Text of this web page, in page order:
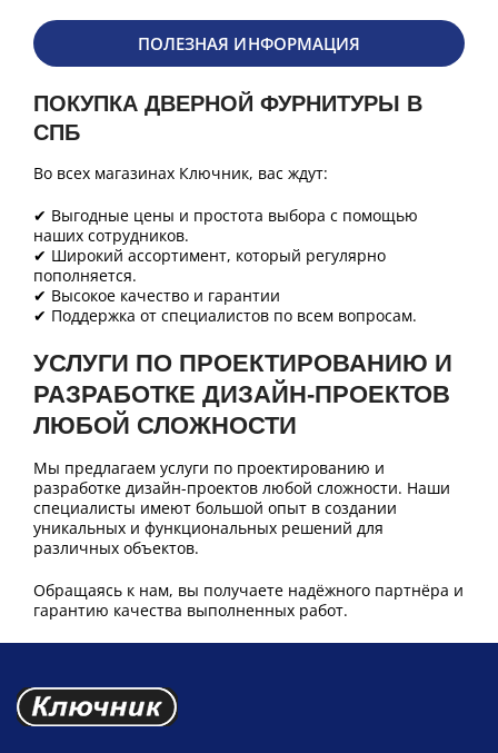
ПОЛЕЗНАЯ ИНФОРМАЦИЯ
ПОКУПКА ДВЕРНОЙ ФУРНИТУРЫ В
СПБ
Во всех магазинах Ключник, вас ждут:
✔ Выгодные цены и простота выбора с помощью
наших сотрудников.
✔ Широкий ассортимент, который регулярно
пополняется.
✔ Высокое качество и гарантии
✔ Поддержка от специалистов по всем вопросам.
УСЛУГИ ПО ПРОЕКТИРОВАНИЮ И
РАЗРАБОТКЕ ДИЗАЙН-ПРОЕКТОВ
ЛЮБОЙ СЛОЖНОСТИ
Мы предлагаем услуги по проектированию и
разработке дизайн-проектов любой сложности. Наши
специалисты имеют большой опыт в создании
уникальных и функциональных решений для
различных объектов.
Обращаясь к нам, вы получаете надёжного партнёра и
гарантию качества выполненных работ.